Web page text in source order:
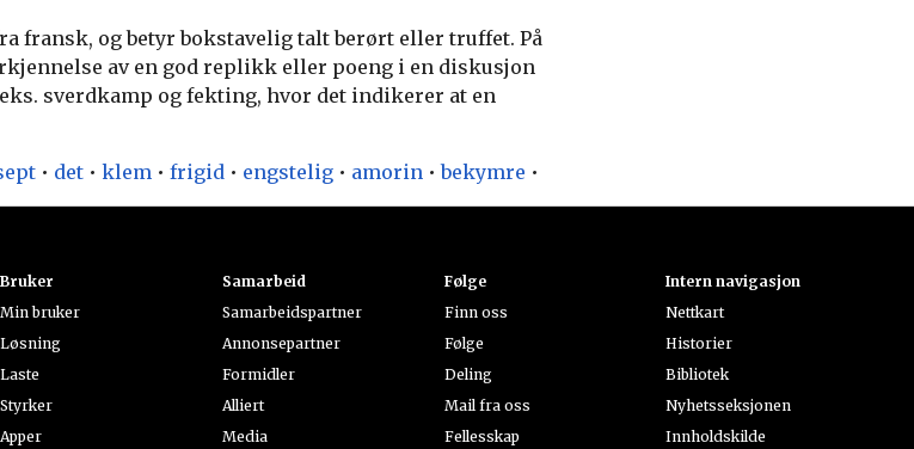
fransk, og betyr bokstavelig talt berørt eller truffet. På
av en god replikk eller poeng i en diskusjon
sverdkamp og fekting, hvor det indikerer at en
• det • klem • frigid • engstelig • amorin •bekymre •
Bruker
Min bruker
Løsning
Laste
Styrker
Apper
Samarbeid
Samarbeidspartner
Annonsepartner
Formidler
Alliert
Media
Følge
Finn oss
Følge
Deling
Mail fra oss
Fellesskap
Intern navigasjon
Nettkart
Historier
Bibliotek
Nyhetsseksjonen
Innholdskilde